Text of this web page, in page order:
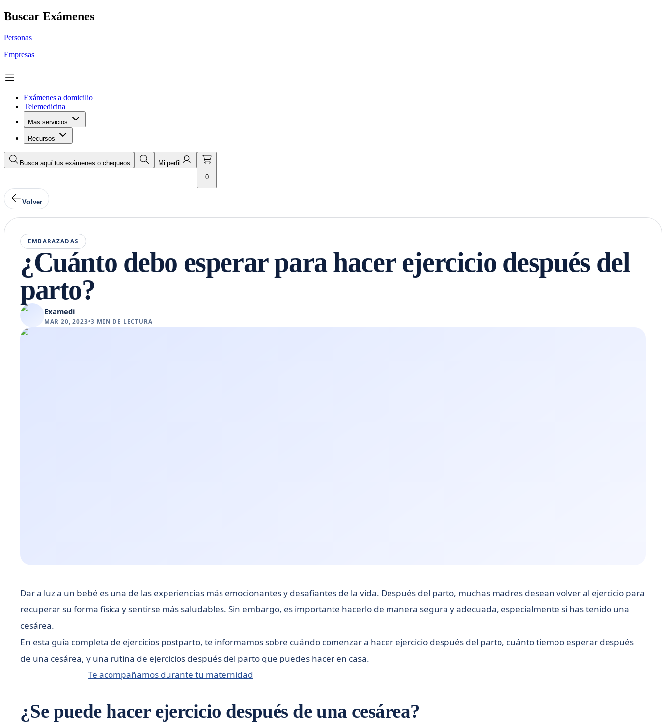
Buscar Exámenes
Personas
Empresas
Exámenes a domicilio
Telemedicina
Más servicios
Recursos
Busca aquí tus exámenes o chequeos
Mi perfil
0
Volver
EMBARAZADAS
¿Cuánto debo esperar para hacer ejercicio después del
parto?
Examedi
MAR 20, 2023•3 MIN DE LECTURA
Dar a luz a un bebé es una de las experiencias más emocionantes y desafiantes de la vida. Después del parto, muchas madres desean volver al ejercicio para
recuperar su forma física y sentirse más saludables. Sin embargo, es importante hacerlo de manera segura y adecuada, especialmente si has tenido una
cesárea.
En esta guía completa de ejercicios postparto, te informamos sobre cuándo comenzar a hacer ejercicio después del parto, cuánto tiempo esperar después
de una cesárea, y una rutina de ejercicios después del parto que puedes hacer en casa.
Te acompañamos durante tu maternidad
¿Se puede hacer ejercicio después de una cesárea?